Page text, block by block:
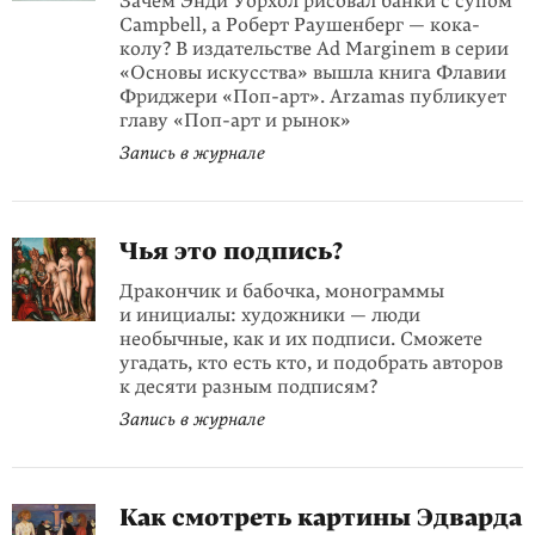
Campbell, а Роберт Раушенберг — кока-
колу? В издательстве Ad Marginem в серии
«Основы искусства» вышла книга Флавии
Фриджери «Поп-арт». Arzamas публикует
главу «Поп-арт и рынок»
Запись в журнале
Чья это подпись?
Дракончик и бабочка, монограммы
и инициалы: художники — люди
необычные, как и их подписи. Сможете
угадать, кто есть кто, и подобрать авторов
к десяти разным подписям?
Запись в журнале
Как смотреть картины Эдварда